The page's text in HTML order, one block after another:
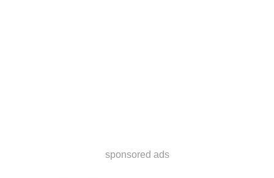
sponsored ads